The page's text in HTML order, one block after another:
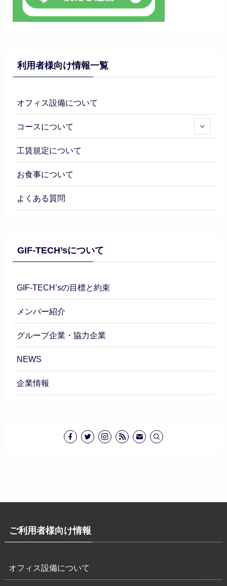
利用者様向け情報一覧
オフィス設備について
コースについて
工賃規定について
お食事について
よくある質問
GIF-TECH’sについて
GIF-TECH’sの目標と約束
メンバー紹介
グループ企業・協力企業
NEWS
企業情報
ご利用者様向け情報
オフィス設備について